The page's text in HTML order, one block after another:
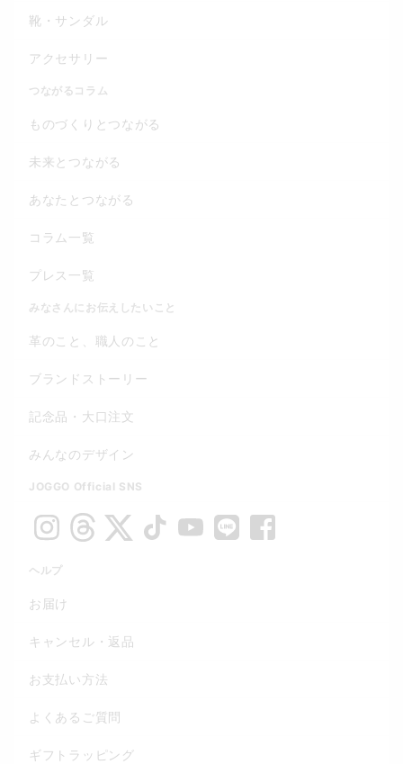
靴・サンダル
アクセサリー
つながるコラム
ものづくりとつながる
未来とつながる
あなたとつながる
コラム一覧
プレス一覧
みなさんにお伝えしたいこと
革のこと、職人のこと
ブランドストーリー
記念品・大口注文
みんなのデザイン
JOGGO Official SNS
ヘルプ
お届け
キャンセル・返品
お支払い方法
よくあるご質問
ギフトラッピング